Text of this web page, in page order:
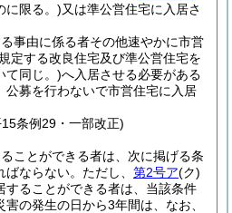
に限る。)又は準公営住宅に入居さ
事由に係る者その他速やかに市営
定する改良住宅及び準公営住宅を
て同じ。)へ入居させる必要がある
公募を行わないで市営住宅に入居
条例29・一部改正)
ことができる者は、次に掲げる条
ならない。 ただし、 第2号ア(ク)
することができる者は、当該条件
の発生の日から3年間は、なお、